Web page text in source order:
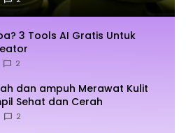
3 Tools AI Gratis Untuk
2
dan ampuh Merawat Kulit
Sehat dan Cerah
2